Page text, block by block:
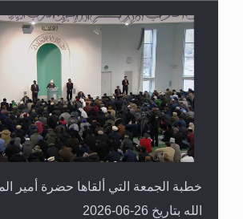
خطبة الجمعة التي ألقاها حضرة أمير
الله بتاريخ 26-06-2026